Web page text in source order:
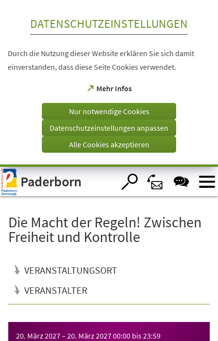
Visuelle
Assistenzsoftware
öffnen.
DATENSCHUTZEINSTELLUNGEN
Durch die Nutzung dieser Website erklären Sie sich damit
einverstanden, dass diese Seite Cookies verwendet.
Mehr Infos
(Öffnet
einem
Tab)
Nur notwendige Cookies
Datenschutzeinstellungen anpassen
Alle Cookies akzeptieren
Paderborn
Die Macht der Regeln! Zwischen
Freiheit und Kontrolle
VERANSTALTUNGSORT
VERANSTALTER
20. März 2027– 20. März 202700:00 bis23:59